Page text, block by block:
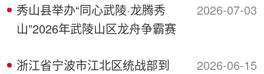
秀山县举办“同心武陵·龙腾秀
山”2026年武陵山区龙舟争霸赛
2026-07-03
浙江省宁波市江北区统战部到
2026-06-15